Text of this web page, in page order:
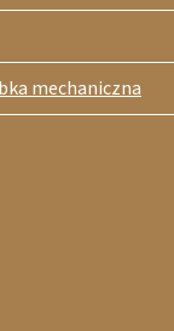
mechaniczna